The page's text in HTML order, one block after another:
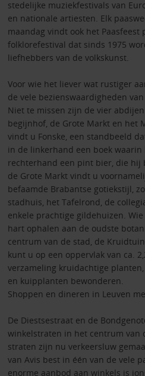
stedelijke muziekfestivals van
en nationale artiesten. Elk
maandag vindt ook het
folklorefestival dat sinds 1975
liefhebbers van de volkskunst.
Voor wie het liever wat rustiger
de vele bezienswaardigheden
Niet te missen zijn de vier
begijnhof, de Grote Markt en het
vindt u Fonske, een standbeeld
in de linkerhand een boek
rechterhand een pint bier, die hij
de Grote Markt vindt u
befaamde Brabantse gotiekstijl,
stadhuis, het Tafelrond, de
enkele prachtige gildehuizen.
hart ophalen aan de oudste
centrum van de stad, de
kunt u op een oppervlak van ca.
verzameling kruidachtige
en kuipplanten bewonderen.
Shoppen en dineren in Leuven
De Diestsestraat en de
winkelstraten in het centrum van
straten zijn nu verkeersluw
van Avis best in één van de vele
enorme aanbod aan winkels is